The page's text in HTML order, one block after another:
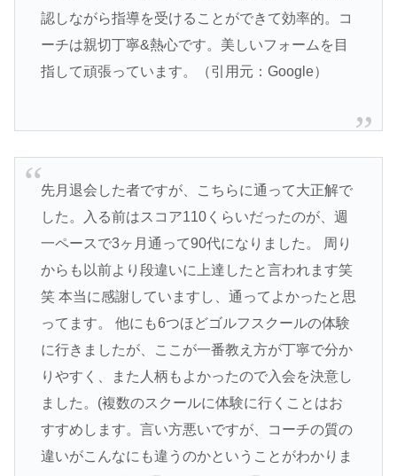
認しながら指導を受けることができて効率的。コ
ーチは親切丁寧&熱心です。美しいフォームを目
指して頑張っています。（引用元：Google）
先月退会した者ですが、こちらに通って大正解で
した。入る前はスコア110くらいだったのが、週
一ペースで3ヶ月通って90代になりました。 周り
からも以前より段違いに上達したと言われます笑
笑 本当に感謝していますし、通ってよかったと思
ってます。 他にも6つほどゴルフスクールの体験
に行きましたが、ここが一番教え方が丁寧で分か
りやすく、また人柄もよかったので入会を決意し
ました。(複数のスクールに体験に行くことはお
すすめします。言い方悪いですが、コーチの質の
違いがこんなにも違うのかということがわかりま